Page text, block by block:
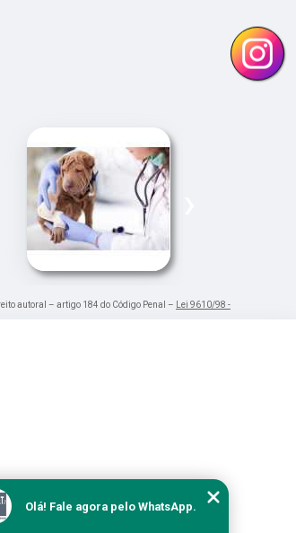
autoral – artigo 184 do Código Penal –
Lei 9610/98 -
Olá! Fale agora pelo WhatsApp.